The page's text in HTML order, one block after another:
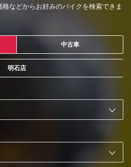
などからお好みのバイクを検索できま
中古車
明石店